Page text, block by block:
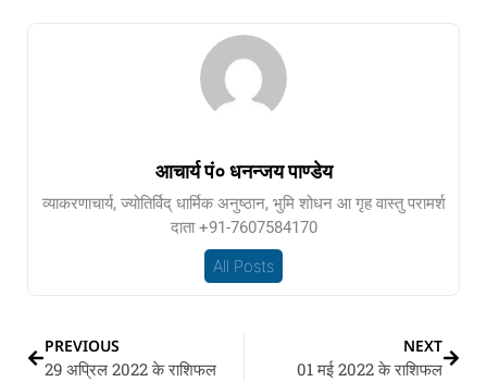
आचार्य पं० धनन्जय पाण्डेय
व्याकरणाचार्य, ज्योतिर्विद् धार्मिक अनुष्ठान, भुमि शोधन आ गृह वास्तु परामर्श
दाता +91-7607584170
All Posts
PREVIOUS
29 अप्रिल 2022 के राशिफल
NEXT
01 मई 2022 के राशिफल